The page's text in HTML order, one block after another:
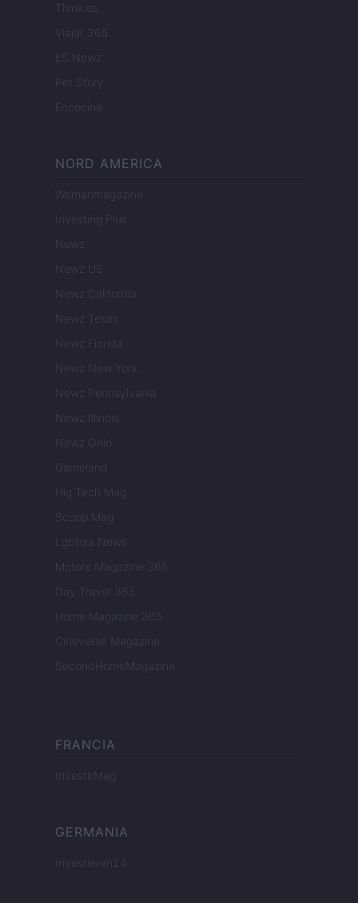
Think.es
Viajar 365
ES Newz
Pet Story
Encocina
NORD AMERICA
Womanmagazine
Investing Plus
Newz
Newz US
Newz California
Newz Texas
Newz Florida
Newz New York
Newz Pennsylvania
Newz Illinois
Newz Ohio
Gameland
Hig Tech Mag
Scoop Mag
Lgbtqia News
Motors Magazine 365
Day Travel 365
Home Magazine 365
Cineverse Magazine
SecondHomeMagazine
FRANCIA
InvestirMag
GERMANIA
Investieren24